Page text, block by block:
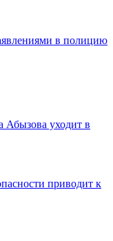
в полицию
уходит в
приводит к